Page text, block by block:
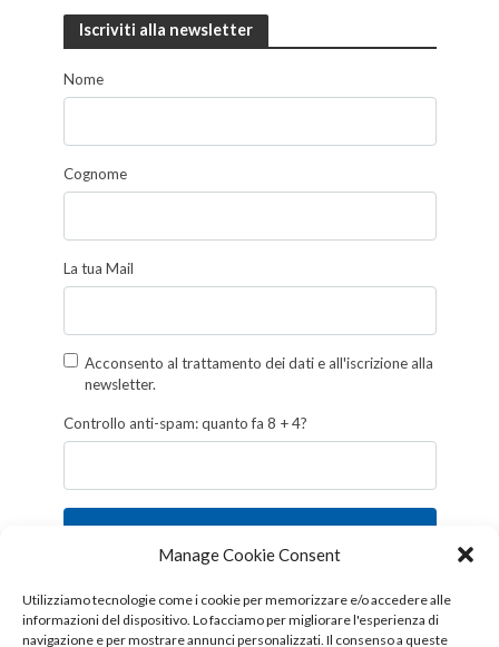
Manage Cookie Consent
Utilizziamo tecnologie come i cookie per memorizzare e/o accedere alle
informazioni del dispositivo. Lo facciamo per migliorare l'esperienza di
navigazione e per mostrare annunci personalizzati. Il consenso a queste
Iscriviti alla newsletter
Nome
Cognome
La tua Mail
Acconsento al trattamento dei dati e all'iscrizione alla
newsletter.
Controllo anti-spam: quanto fa 8 + 4?
Iscriviti
Follow us!